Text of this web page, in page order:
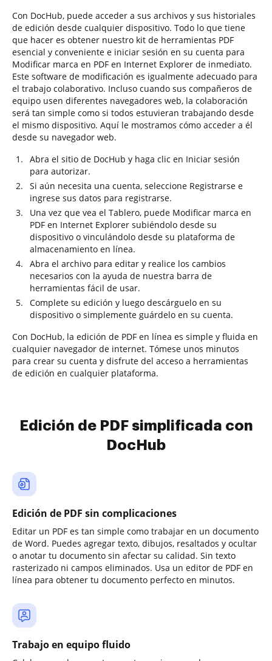
Con DocHub, puede acceder a sus archivos y sus historiales
de edición desde cualquier dispositivo. Todo lo que tiene
que hacer es obtener nuestro kit de herramientas PDF
esencial y conveniente e iniciar sesión en su cuenta para
Modificar marca en PDF en Internet Explorer de inmediato.
Este software de modificación es igualmente adecuado para
el trabajo colaborativo. Incluso cuando sus compañeros de
equipo usen diferentes navegadores web, la colaboración
será tan simple como si todos estuvieran trabajando desde
el mismo dispositivo. Aquí le mostramos cómo acceder a él
desde su navegador web.
Abra el sitio de DocHub y haga clic en Iniciar sesión
para autorizar.
Si aún necesita una cuenta, seleccione Registrarse e
ingrese sus datos para registrarse.
Una vez que vea el Tablero, puede Modificar marca en
PDF en Internet Explorer subiéndolo desde su
dispositivo o vinculándolo desde su plataforma de
almacenamiento en línea.
Abra el archivo para editar y realice los cambios
necesarios con la ayuda de nuestra barra de
herramientas fácil de usar.
Complete su edición y luego descárguelo en su
dispositivo o simplemente guárdelo en su cuenta.
Con DocHub, la edición de PDF en línea es simple y fluida en
cualquier navegador de internet. Tómese unos minutos
para crear su cuenta y disfrute del acceso a herramientas
de edición en cualquier plataforma.
Edición de PDF simplificada con
DocHub
Edición de PDF sin complicaciones
Editar un PDF es tan simple como trabajar en un documento
de Word. Puedes agregar texto, dibujos, resaltados y ocultar
o anotar tu documento sin afectar su calidad. Sin texto
rasterizado ni campos eliminados. Usa un editor de PDF en
línea para obtener tu documento perfecto en minutos.
Trabajo en equipo fluido